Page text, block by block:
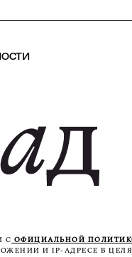
С ОФИЦИАЛЬНОЙ
И IP-АДРЕСЕ В